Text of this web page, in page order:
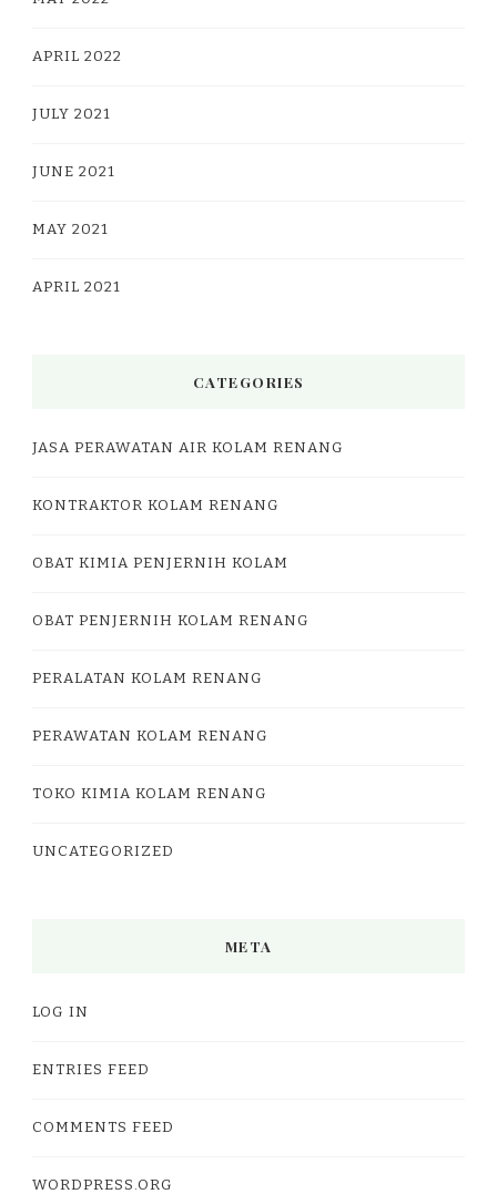
APRIL 2022
JULY 2021
JUNE 2021
MAY 2021
APRIL 2021
CATEGORIES
JASA PERAWATAN AIR KOLAM RENANG
KONTRAKTOR KOLAM RENANG
OBAT KIMIA PENJERNIH KOLAM
OBAT PENJERNIH KOLAM RENANG
PERALATAN KOLAM RENANG
PERAWATAN KOLAM RENANG
TOKO KIMIA KOLAM RENANG
UNCATEGORIZED
META
LOG IN
ENTRIES FEED
COMMENTS FEED
WORDPRESS.ORG